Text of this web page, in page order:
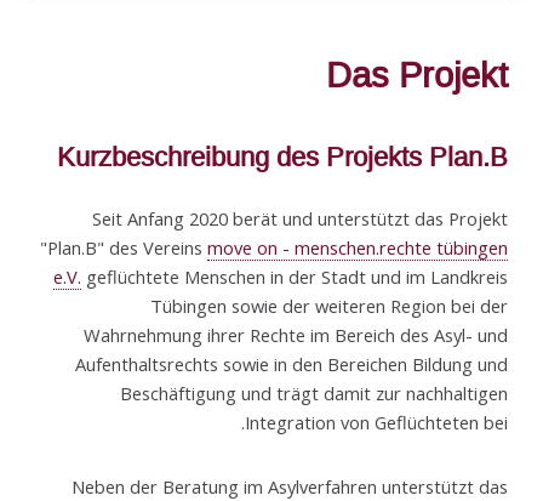
Das Projekt
Kurzbeschreibung des Projekts Plan.B
Seit Anfang 2020 berät und unterstützt das Projekt
"Plan.B" des Vereins move on - menschen.rechte tübingen
e.V. geflüchtete Menschen in der Stadt und im Landkreis
Tübingen sowie der weiteren Region bei der
Wahrnehmung ihrer Rechte im Bereich des Asyl- und
Aufenthaltsrechts sowie in den Bereichen Bildung und
Beschäftigung und trägt damit zur nachhaltigen
Integration von Geflüchteten bei.
Neben der Beratung im Asylverfahren unterstützt das